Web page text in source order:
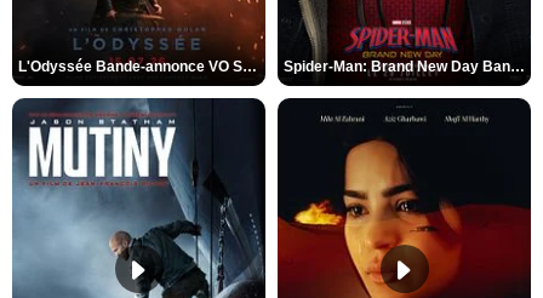
L'Odyssée Bande-annonce VO STFR Spider-Man: Brand New Day Bande-annonce VO STFR